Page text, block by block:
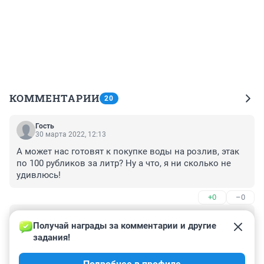
КОММЕНТАРИИ 20
Гость
30 марта 2022, 12:13
А может нас готовят к покупке воды на розлив, этак
по 100 рубликов за литр? Ну а что, я ни сколько не
удивлюсь!
+0 –0
30 марта 2022, 11:32
Журналисты, написали бы грамотный комментарий
от инженера какого из УСТЭКа что ли. Типа
Получай награды за комментарии и другие
задания!